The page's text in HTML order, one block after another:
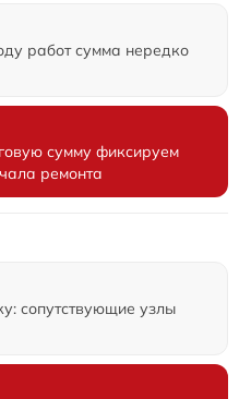
работ сумма нередко
сумму фиксируем
ремонта
сопутствующие узлы